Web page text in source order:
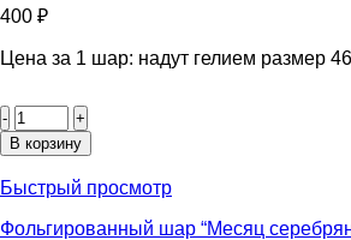
400 ₽
Цена за 1 шар: надут гелием размер
товара
Фольгированный
круг
"Розовый
46см
В корзину
Быстрый просмотр
Фольгированный шар “Месяц